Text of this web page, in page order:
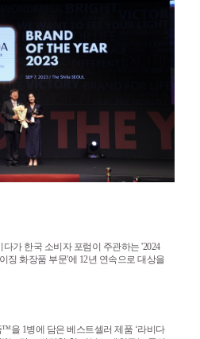
가 한국 소비자 포럼이 주관하는 '2024
징 화장품 부문'에 12년 연속으로 대상을
™을 1병에 담은 베스트셀러 제품 ‘라비다